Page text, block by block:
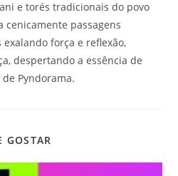
e torés tradicionais do povo
cenicamente passagens
força e reflexão,
despertando a essência de
Pyndorama.
GOSTAR